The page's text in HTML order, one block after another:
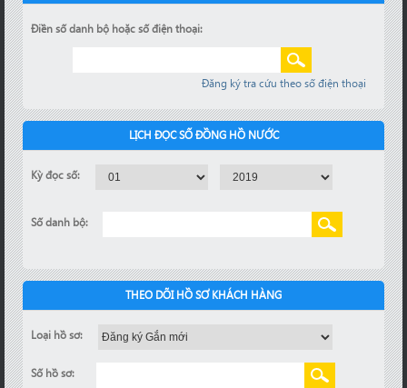
Điền số danh bộ hoặc số điện thoại:
Đăng ký tra cứu theo số điện thoại
LỊCH ĐỌC SỐ ĐỒNG HỒ NƯỚC
Kỳ đọc số:
Số danh bộ:
THEO DÕI HỒ SƠ KHÁCH HÀNG
Loại hồ sơ:
Số hồ sơ: